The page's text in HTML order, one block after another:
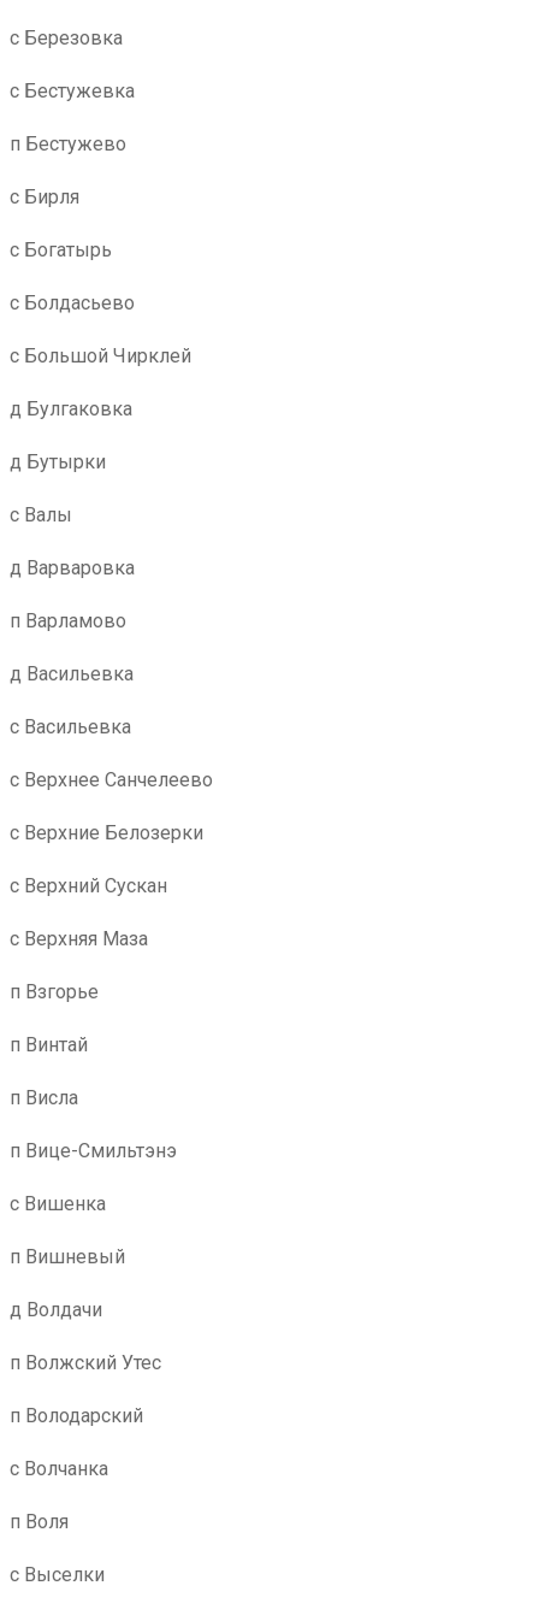
с Березовка
с Бестужевка
п Бестужево
с Бирля
с Богатырь
с Болдасьево
с Большой Чирклей
д Булгаковка
д Бутырки
с Валы
д Варваровка
п Варламово
д Васильевка
с Васильевка
с Верхнее Санчелеево
с Верхние Белозерки
с Верхний Сускан
с Верхняя Маза
п Взгорье
п Винтай
п Висла
п Вице-Смильтэнэ
с Вишенка
п Вишневый
д Волдачи
п Волжский Утес
п Володарский
с Волчанка
п Воля
с Выселки